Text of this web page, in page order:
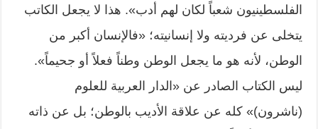
الفلسطينيون شعباً لكان لهم أدب». هذا لا يجعل الكاتب
يتخلى عن فرديته ولا إنسانيته؛ «فالإنسان أكبر من
الوطن، لأنه هو ما يجعل الوطن وطناً فعلاً أو جحيماً».
ليس الكتاب الصادر عن «الدار العربية للعلوم
(ناشرون)» كله عن علاقة الأديب بالوطن؛ بل عن ذاته